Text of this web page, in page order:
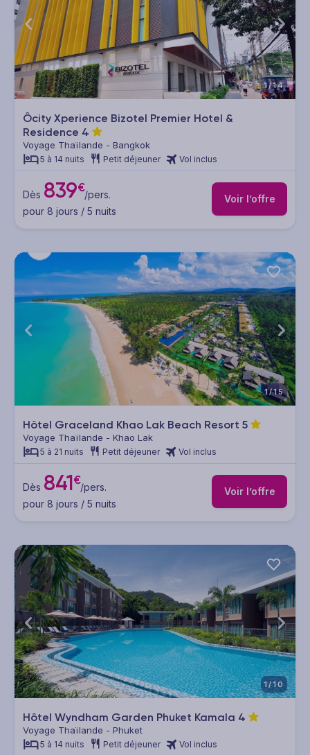
1/14
Ôcity Xperience Bizotel Premier Hotel &
Residence 4
Voyage Thaïlande - Bangkok
5 à 14 nuits Petit déjeuner Vol inclus
Dès 839€/pers.
pour 8 jours / 5 nuits
Voir l’offre
1/15
Hôtel Graceland Khao Lak Beach Resort 5
Voyage Thaïlande - Khao Lak
5 à 21 nuits Petit déjeuner Vol inclus
Dès 841€/pers.
pour 8 jours / 5 nuits
Voir l’offre
1/10
Hôtel Wyndham Garden Phuket Kamala 4
Voyage Thaïlande - Phuket
5 à 14 nuits Petit déjeuner Vol inclus